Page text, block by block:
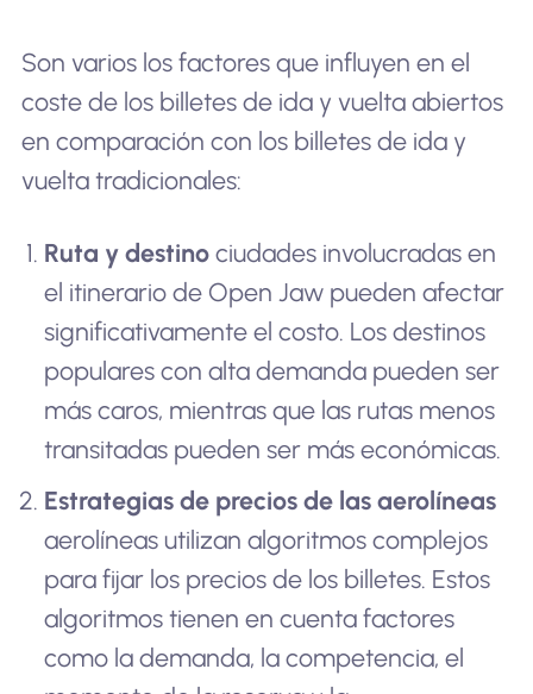
Son varios los factores que influyen en el
coste de los billetes de ida y vuelta abiertos
en comparación con los billetes de ida y
vuelta tradicionales:
Ruta y destino ciudades involucradas en
el itinerario de Open Jaw pueden afectar
significativamente el costo. Los destinos
populares con alta demanda pueden ser
más caros, mientras que las rutas menos
transitadas pueden ser más económicas.
Estrategias de precios de las aerolíneas
aerolíneas utilizan algoritmos complejos
para fijar los precios de los billetes. Estos
algoritmos tienen en cuenta factores
como la demanda, la competencia, el